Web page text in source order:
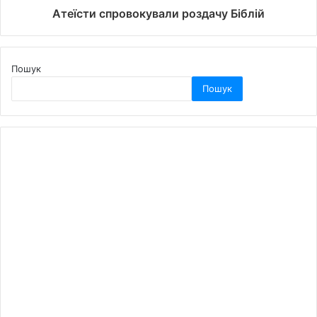
Атеїсти спровокували роздачу Біблій
Пошук
Пошук